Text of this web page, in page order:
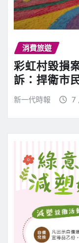
消費旅遊
彩虹村毀損
訴：捍衛市
新一代時報 7